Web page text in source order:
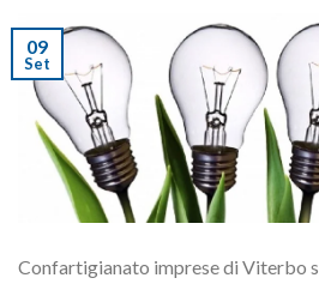
09
Set
Confartigianato imprese di Viterbo